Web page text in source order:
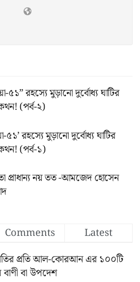
৫১” রহস্যে মুড়ানো দুর্বোধ্য ঘাটির
(পর্ব-২)
৫১’ রহস্যে মুড়ানো দুর্বোধ্য ঘাটির
(পর্ব-১)
প্রাধান্য নয় তত -আমজেদ হোসেন
Comments
Latest
প্রতি আল-কোরআন এর ১০০টি
বাণী বা উপদেশ